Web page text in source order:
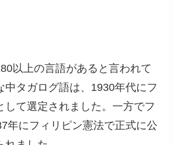
以上の言語があると言われて
中タガログ語は、1930年代にフ
して選定されました。一方でフ
年にフィリピン憲法で正式に公